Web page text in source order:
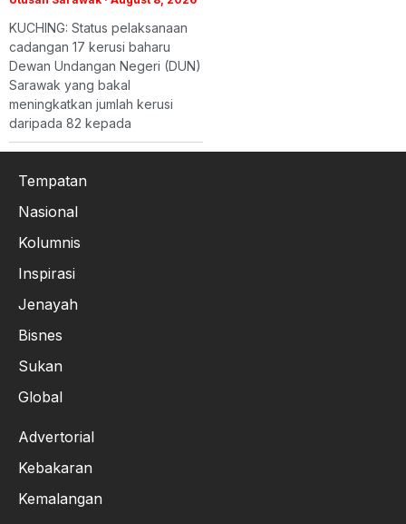
KUCHING: Status pelaksanaan
cadangan 17 kerusi baharu
Dewan Undangan Negeri (DUN)
Sarawak yang bakal
meningkatkan jumlah kerusi
daripada 82 kepada
Tempatan
Nasional
Kolumnis
Inspirasi
Jenayah
Bisnes
Sukan
Global
Advertorial
Kebakaran
Kemalangan